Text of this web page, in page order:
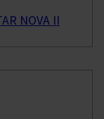
NOVA II